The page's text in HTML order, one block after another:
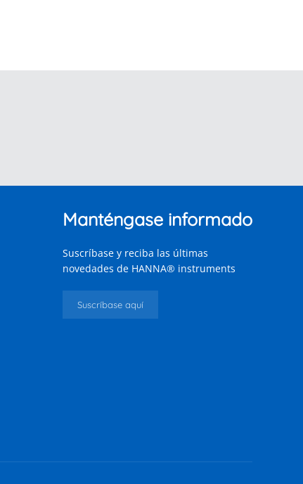
Manténgase informado
Suscríbase y reciba las últimas
novedades de HANNA® instruments
Suscríbase aquí